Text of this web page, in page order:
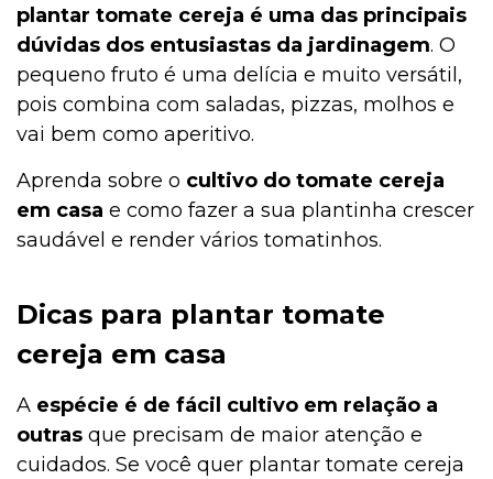
Institucional
plantar tomate cereja é uma das principais
dúvidas dos entusiastas da jardinagem. O
pequeno fruto é uma delícia e muito versátil,
pois combina com saladas, pizzas, molhos e
vai bem como aperitivo.
Aprenda sobre o cultivo do tomate cereja
em casa e como fazer a sua plantinha crescer
saudável e render vários tomatinhos.
Dicas para plantar tomate
cereja em casa
A espécie é de fácil cultivo em relação a
outras que precisam de maior atenção e
cuidados. Se você quer plantar tomate cereja